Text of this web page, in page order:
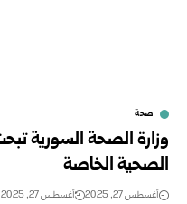
صحة
وزارة الصحة السورية
الصحية الخاصة
أغسطس 27, 2025 أغسطس 27, 2025